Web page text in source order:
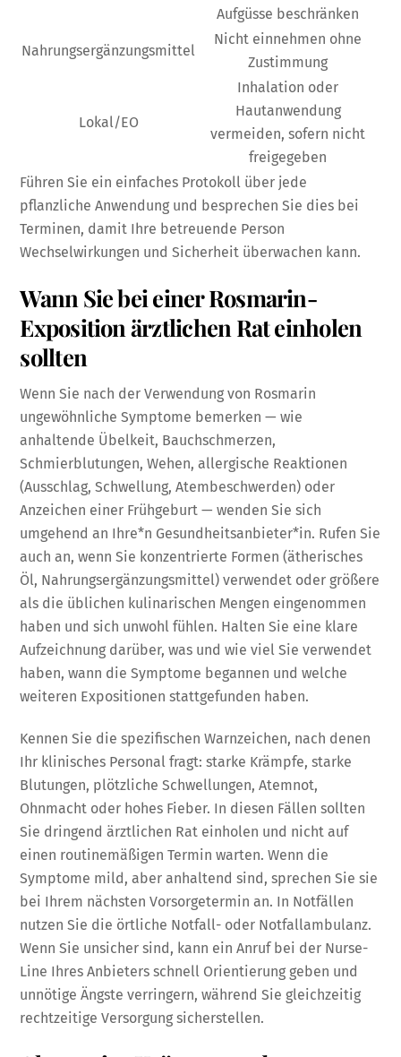
Aufgüsse beschränken
Nahrungsergänzungsmittel
Nicht einnehmen ohne
Zustimmung
Lokal/EO
Inhalation oder
Hautanwendung
vermeiden, sofern nicht
freigegeben
Führen Sie ein einfaches Protokoll über jede
pflanzliche Anwendung und besprechen Sie dies bei
Terminen, damit Ihre betreuende Person
Wechselwirkungen und Sicherheit überwachen kann.
Wann Sie bei einer Rosmarin-
Exposition ärztlichen Rat einholen
sollten
Wenn Sie nach der Verwendung von Rosmarin
ungewöhnliche Symptome bemerken — wie
anhaltende Übelkeit, Bauchschmerzen,
Schmierblutungen, Wehen, allergische Reaktionen
(Ausschlag, Schwellung, Atembeschwerden) oder
Anzeichen einer Frühgeburt — wenden Sie sich
umgehend an Ihre*n Gesundheitsanbieter*in. Rufen Sie
auch an, wenn Sie konzentrierte Formen (ätherisches
Öl, Nahrungsergänzungsmittel) verwendet oder größere
als die üblichen kulinarischen Mengen eingenommen
haben und sich unwohl fühlen. Halten Sie eine klare
Aufzeichnung darüber, was und wie viel Sie verwendet
haben, wann die Symptome begannen und welche
weiteren Expositionen stattgefunden haben.
Kennen Sie die spezifischen Warnzeichen, nach denen
Ihr klinisches Personal fragt: starke Krämpfe, starke
Blutungen, plötzliche Schwellungen, Atemnot,
Ohnmacht oder hohes Fieber. In diesen Fällen sollten
Sie dringend ärztlichen Rat einholen und nicht auf
einen routinemäßigen Termin warten. Wenn die
Symptome mild, aber anhaltend sind, sprechen Sie sie
bei Ihrem nächsten Vorsorgetermin an. In Notfällen
nutzen Sie die örtliche Notfall- oder Notfallambulanz.
Wenn Sie unsicher sind, kann ein Anruf bei der Nurse-
Line Ihres Anbieters schnell Orientierung geben und
unnötige Ängste verringern, während Sie gleichzeitig
rechtzeitige Versorgung sicherstellen.